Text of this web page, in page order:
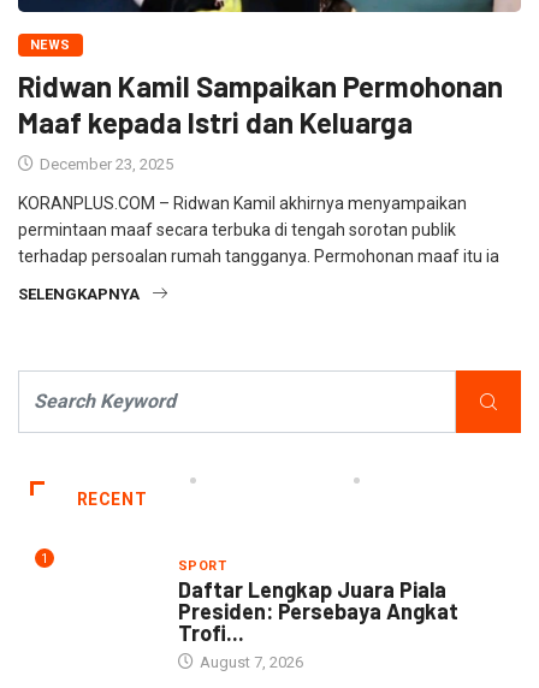
NEWS
Ridwan Kamil Sampaikan Permohonan
Maaf kepada Istri dan Keluarga
December 23, 2025
KORANPLUS.COM – Ridwan Kamil akhirnya menyampaikan
permintaan maaf secara terbuka di tengah sorotan publik
terhadap persoalan rumah tangganya. Permohonan maaf itu ia
SELENGKAPNYA
RECENT
1 SPORT
Daftar Lengkap Juara Piala
Presiden: Persebaya Angkat
Trofi...
August 7, 2026